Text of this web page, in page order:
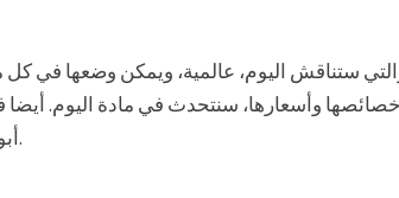
والتي ستناقش اليوم، عالمية، ويمكن وضعها في
وأسعارها، سنتحدث في مادة اليوم.
أبواب منزلقة من أنواع مختلفة.